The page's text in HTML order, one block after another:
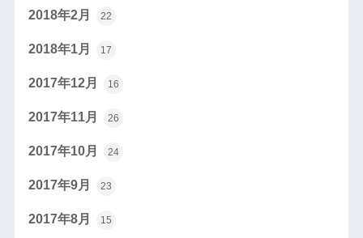
2018年2月 22
2018年1月 17
2017年12月 16
2017年11月 26
2017年10月 24
2017年9月 23
2017年8月 15